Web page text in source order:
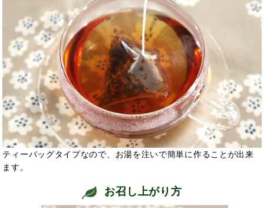
ティーバッグタイプなので、お湯を注いで簡単に作ることが出来
ます。
お召し上がり方